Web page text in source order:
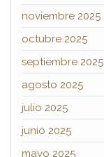
noviembre 2025
octubre 2025
septiembre 2025
agosto 2025
julio 2025
junio 2025
mayo 2025